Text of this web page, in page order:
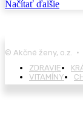
Načítať ďalšie
© Akčné ženy, o.z. •
ZDRAVIE
VITAMÍNY